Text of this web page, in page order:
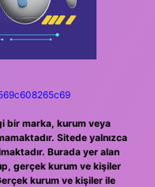
bir marka, kurum veya
Sitede yalnızca
Burada yer alan
gerçek kurum ve kişiler
kurum ve kişiler ile